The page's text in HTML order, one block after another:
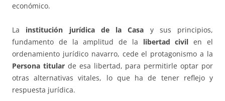
económico.
La institución jurídica de la Casa y sus principios,
fundamento de la amplitud de la libertad civil en el
ordenamiento jurídico navarro, cede el protagonismo a la
Persona titularde esa libertad, para permitirle optar por
otras alternativas vitales, lo que ha de tener reflejo y
respuesta jurídica.